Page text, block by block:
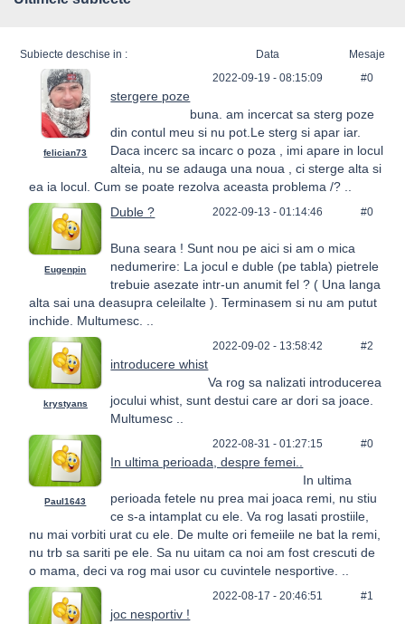
Mesaje
Data
Subiecte deschise in :
felician73
#0
2022-09-19 - 08:15:09
stergere poze
buna. am incercat sa sterg poze
din contul meu si nu pot.Le sterg si apar iar.
Daca incerc sa incarc o poza , imi apare in locul
alteia, nu se adauga una noua , ci sterge alta si
ea ia locul. Cum se poate rezolva aceasta problema /? ..
Eugenpin
#0
2022-09-13 - 01:14:46
Duble ?
Buna seara ! Sunt nou pe aici si am o mica
nedumerire: La jocul e duble (pe tabla) pietrele
trebuie asezate intr-un anumit fel ? ( Una langa
alta sai una deasupra celeilalte ). Terminasem si nu am putut
inchide. Multumesc. ..
krystyans
#2
2022-09-02 - 13:58:42
introducere whist
Va rog sa nalizati introducerea
jocului whist, sunt destui care ar dori sa joace.
Multumesc ..
Paul1643
#0
2022-08-31 - 01:27:15
In ultima perioada, despre femei..
In ultima
perioada fetele nu prea mai joaca remi, nu stiu
ce s-a intamplat cu ele. Va rog lasati prostiile,
nu mai vorbiti urat cu ele. De multe ori femeiile ne bat la remi,
nu trb sa sariti pe ele. Sa nu uitam ca noi am fost crescuti de
o mama, deci va rog mai usor cu cuvintele nesportive. ..
#1
2022-08-17 - 20:46:51
joc nesportiv !